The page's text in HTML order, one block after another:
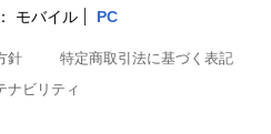
モバイル PC
針
特定商取引法に基づく表記
ナビリティ